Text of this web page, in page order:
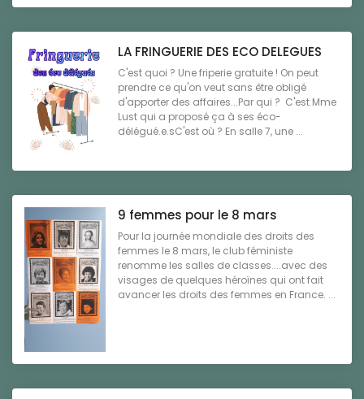
LA FRINGUERIE DES ECO DELEGUES
C'est quoi ? Une friperie gratuite ! On peut
prendre ce qu'on veut sans être obligé
d'apporter des affaires...Par qui ? C'est Mme
Lust qui a proposé ça à ses éco-
délégué.e.sC'est où ? En salle 7, une ...
9 femmes pour le 8 mars
Pour la journée mondiale des droits des
femmes le 8 mars, le club féministe
renomme les salles de classes....avec des
visages de quelques héroïnes qui ont fait
avancer les droits des femmes en France. ...